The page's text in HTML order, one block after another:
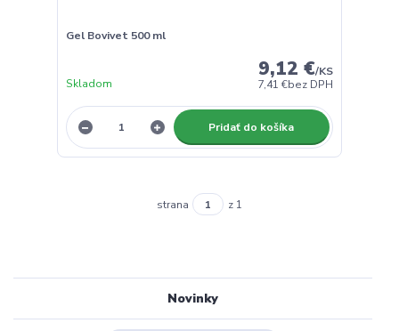
Gel Bovivet 500 ml
9,12 €/KS
7,41 €bez DPH
Skladom
Pridať do košíka
strana z 1
Novinky